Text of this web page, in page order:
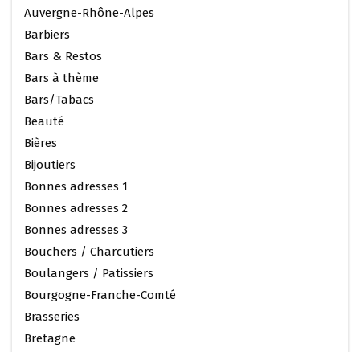
Auvergne-Rhône-Alpes
Barbiers
Bars & Restos
Bars à thème
Bars/Tabacs
Beauté
Bières
Bijoutiers
Bonnes adresses 1
Bonnes adresses 2
Bonnes adresses 3
Bouchers / Charcutiers
Boulangers / Patissiers
Bourgogne-Franche-Comté
Brasseries
Bretagne